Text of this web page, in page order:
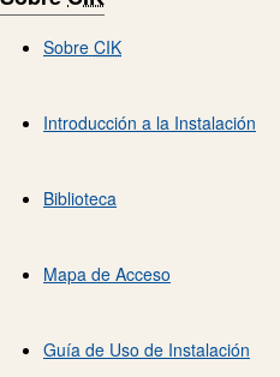
Sobre CIK
Introducción a la Instalación
Biblioteca
Mapa de Acceso
Guía de Uso de Instalación